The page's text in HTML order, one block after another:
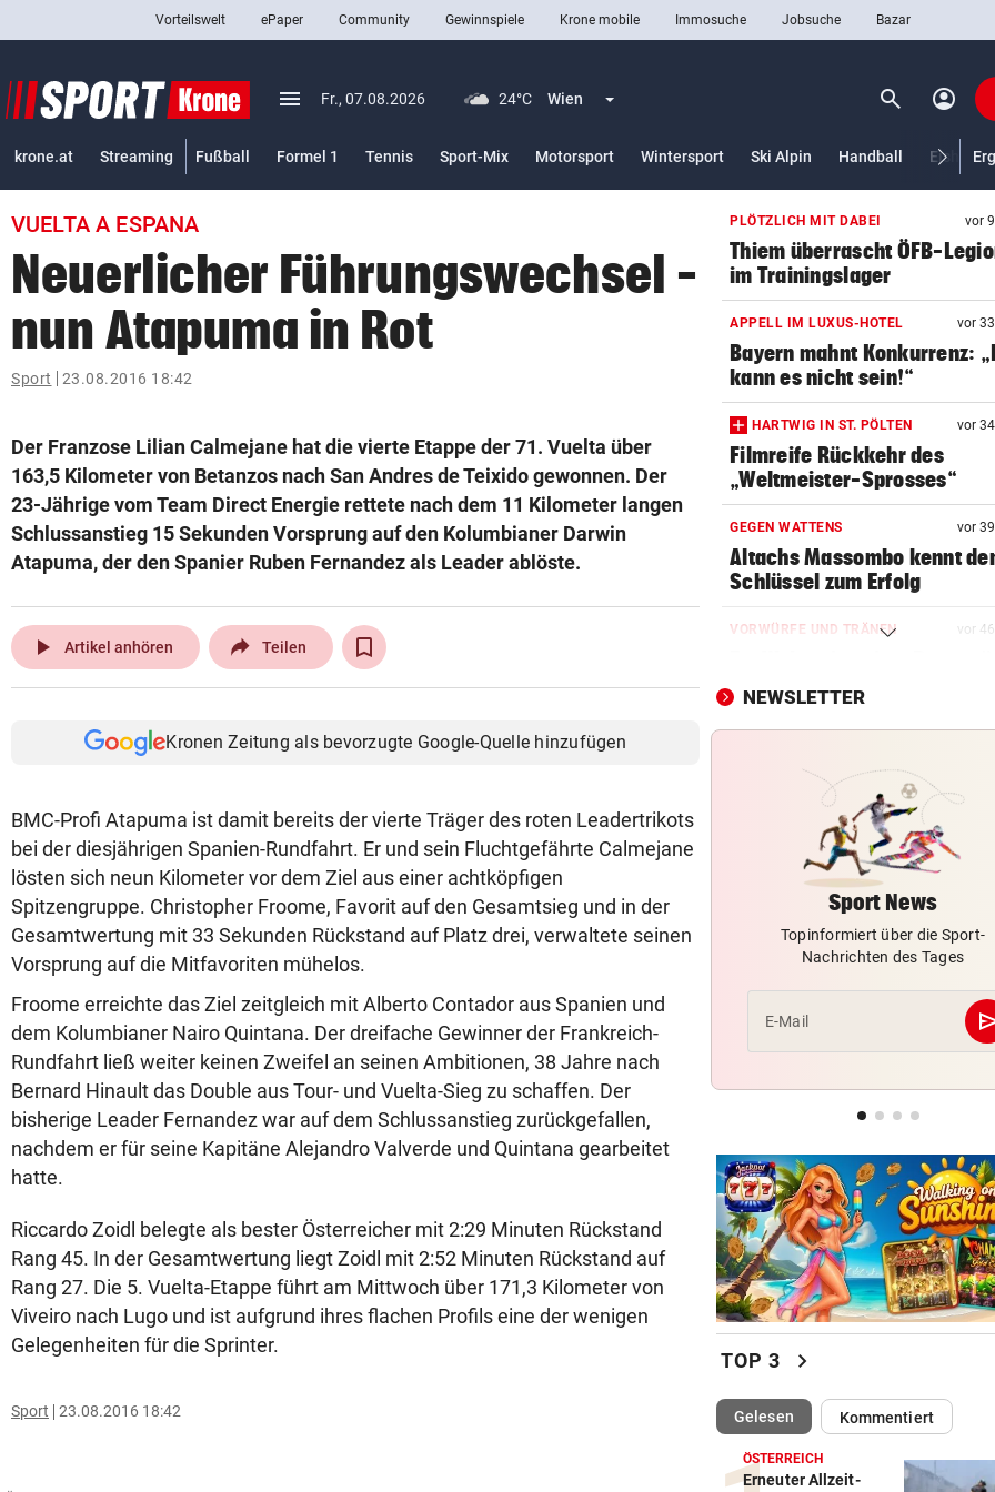
closeSchließen
Abonnieren
pin_drop
bookmark
search
Suchbegriff
© Krone Multimedia GmbH & Co KG 2026
Muthgasse 2, 1190 Wien
Vorteilswelt ePaper Community Gewinnspiele Krone mobile Immosuche Jobsuche Bazar
menu Menü aufklappen
Fr., 07.08.2026 24°C Wien Menü aufklappen search Suchen
account_circle
krone.at Streaming Fußball Formel 1 Tennis Sport-Mix Motorsport Wintersport Ski Alpin Handball
VUELTA A ESPANA
Neuerlicher Führungswechsel –
nun Atapuma in Rot
Sport 23.08.2016 18:42
Der Franzose Lilian Calmejane hat die vierte Etappe der 71. Vuelta über
163,5 Kilometer von Betanzos nach San Andres de Teixido gewonnen. Der
23-Jährige vom Team Direct Energie rettete nach dem 11 Kilometer langen
Schlussanstieg 15 Sekunden Vorsprung auf den Kolumbianer Darwin
Atapuma, der den Spanier Ruben Fernandez als Leader ablöste.
play_arrow Artikel anhören Teilen
Kronen Zeitung als bevorzugte Google-Quelle hinzufügen
BMC-Profi Atapuma ist damit bereits der vierte Träger des roten Leadertrikots
bei der diesjährigen Spanien-Rundfahrt. Er und sein Fluchtgefährte Calmejane
lösten sich neun Kilometer vor dem Ziel aus einer achtköpfigen
Spitzengruppe. Christopher Froome, Favorit auf den Gesamtsieg und in der
Gesamtwertung mit 33 Sekunden Rückstand auf Platz drei, verwaltete seinen
Vorsprung auf die Mitfavoriten mühelos.
Froome erreichte das Ziel zeitgleich mit Alberto Contador aus Spanien und
dem Kolumbianer Nairo Quintana. Der dreifache Gewinner der Frankreich-
Rundfahrt ließ weiter keinen Zweifel an seinen Ambitionen, 38 Jahre nach
Bernard Hinault das Double aus Tour- und Vuelta-Sieg zu schaffen. Der
bisherige Leader Fernandez war auf dem Schlussanstieg zurückgefallen,
nachdem er für seine Kapitäne Alejandro Valverde und Quintana gearbeitet
hatte.
Riccardo Zoidl belegte als bester Österreicher mit 2:29 Minuten Rückstand
Rang 45. In der Gesamtwertung liegt Zoidl mit 2:52 Minuten Rückstand auf
Rang 27. Die 5. Vuelta-Etappe führt am Mittwoch über 171,3 Kilometer von
Viveiro nach Lugo und ist aufgrund ihres flachen Profils eine der wenigen
Gelegenheiten für die Sprinter.
Sport 23.08.2016 18:42
PLÖTZLICH MIT DABEI vor
Thiem überrascht ÖFB-
im Trainingslager
APPELL IM LUXUS-HOTEL vor
Bayern mahnt Konkurrenz:
kann es nicht sein!“
HARTWIG IN ST. PÖLTEN vor
Filmreife Rückkehr des
„Weltmeister-Sprosses“
GEGEN WATTENS vor
Altachs Massombo kennt
Schlüssel zum Erfolg
VORWÜRFE UND TRÄNEN vor
heute gelähmt!“
KÄRNTNERIN IN DEN USA
Youtube das Gehen
NACH OLYMPIA-TEILNAHME
ÖSV-Rücktritt fix: „Feuer
nicht mehr!“
EISHOCKEY-TRANSFER
Meister 99ers komplettiert
Abwehr-Puzzle
Gianni Infantino
Wer auf die Fortsetzung der
Salzburg-Partie pochte
NEWSLETTER
Sport News
Topinformiert über die Sport-
Nachrichten des Tages
E-Mail
TOP 3 chevron_right
Gelesen(ausgewählt)Kommentiert
ÖSTERREICH
Erneuter Allzeit-